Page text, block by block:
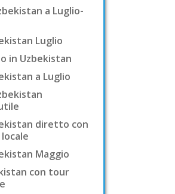
a Luglio-
Luglio
in Uzbekistan
a Luglio
diretto con
Maggio
con tour